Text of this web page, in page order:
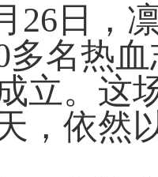
26 日，
多名热
立。这
，依然